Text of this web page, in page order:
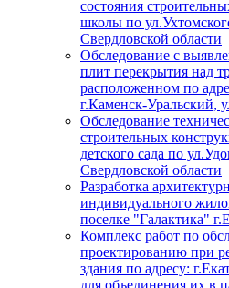
состояния
школы по
Свердловской области
Обследование с
плит перекрытия над
расположенном по
г.Каменск-Уральский,
Обследование
строительных
детского сада по
Свердловской области
Разработка
индивидуального
поселке "Галактика"
Комплекс работ по
проектированию при
здания по адресу: